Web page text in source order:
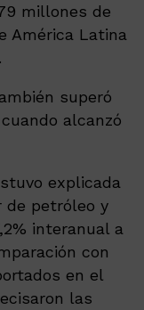
millones de
América Latina
superó
alcanzó
explicada
de petróleo y
interanual a
con
en el
las